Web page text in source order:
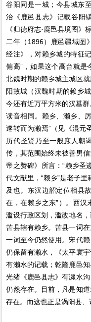
谷阳同是一城；今县城东
治《鹿邑县志》记载谷阳
《归德府志·鹿邑县境图》
二年（1896）鹿邑疆域图
经注》，对赖乡城的特征
偏高”，如果这个高台就是
北魏时期的赖乡城主城区
阳故城（汉魏时期的赖乡
今还有近万平方米的汉墓群
读音相同。赖乡、濑乡、
遂转而为濑焉”（见《混元
历代圣贤乃至一般庶人朝
传，其范围始终未被善男
帝之赞碑》所言：“赖乡圣
代文献里，“赖乡”是老子里
及也。东汉边韶定位相县
在，在赖乡之东”）。西汉
滥设行政区划，滥改地名
苦县辖有赖乡。苦县一词
一词至今仍然使用。宋代
仍保留有濑水，《太平寰
有濑水的记载；乾隆鹿邑
光绪《鹿邑县志》有濑水
仍然存在。目前，凡是知
存在。而这也正是涡阳县、